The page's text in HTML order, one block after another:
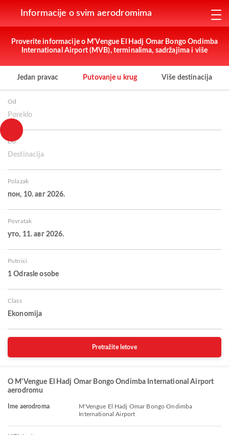
Informacije o svim aerodromima
Proverite informacije o M'Vengue El Hadj Omar Bongo Ondimba
International Airport (MVB), terminalima, sadržajima i više
Jedan pravac Putovanje u krug Više destinacija
Od
Poreklo
Do
Destinacija
Polazak
пон, 10. авг 2026.
Povratak
уто, 11. авг 2026.
Putnici
1 Odrasle osobe
Class
Ekonomija
Pretražite letove
O M'Vengue El Hadj Omar Bongo Ondimba International Airport
aerodromu
Ime aerodroma
M'Vengue El Hadj Omar Bongo Ondimba
International Airport